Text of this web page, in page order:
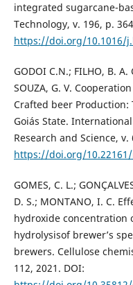
integrated sugarcane-
Technology, v. 196, p.
https://doi.org/10.1016/
GODOI C.N.; FILHO, B. A.
SOUZA, G. V.
Crafted beer Production:
Goiás State.
Research and Science,
https://doi.org/
GOMES, C. L.;
D. S.; MONTANO, I. C.
hydroxide concentration
hydrolysisof brewer’s
brewers. Cellulose
112, 2021. DOI: